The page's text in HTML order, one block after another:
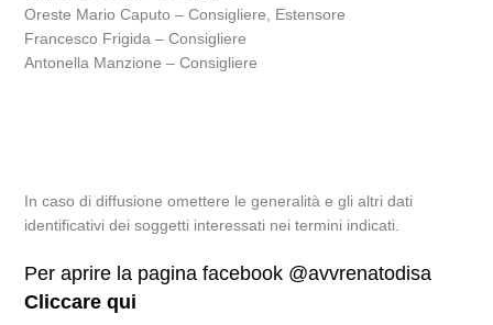
Oreste Mario Caputo – Consigliere, Estensore
Francesco Frigida – Consigliere
Antonella Manzione – Consigliere
In caso di diffusione omettere le generalità e gli altri dati
identificativi dei soggetti interessati nei termini indicati.
Per aprire la pagina facebook @avvrenatodisa
Cliccare qui